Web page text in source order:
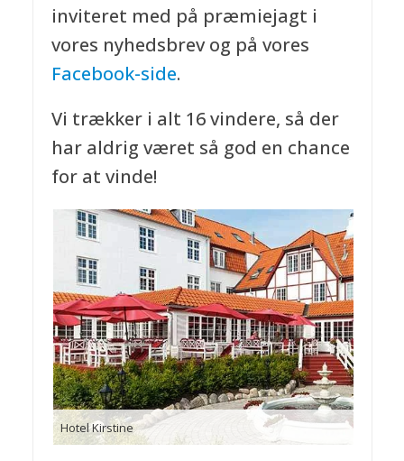
inviteret med på præmiejagt i
vores nyhedsbrev og på vores
Facebook-side.
Vi trækker i alt 16 vindere, så der
har aldrig været så god en chance
for at vinde!
Hotel Kirstine